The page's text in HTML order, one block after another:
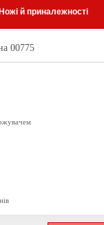
Ножі й приналежності
00775